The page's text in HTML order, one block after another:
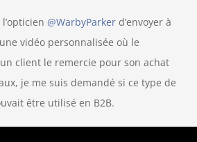
@WarbyParker d’envoyer à
vidéo personnalisée où le
client le remercie pour son achat
je me suis demandé si ce type de
être utilisé en B2B.